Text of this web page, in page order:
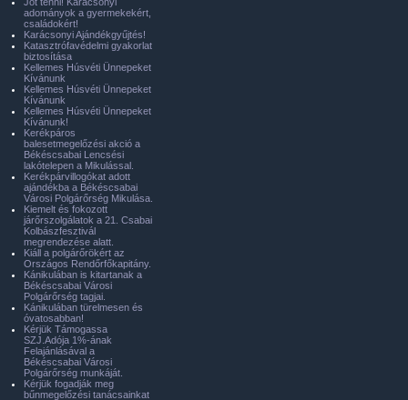
adományok a gyermekekért,
családokért!
Karácsonyi Ajándékgyűjtés!
Katasztrófavédelmi gyakorlat
biztosítása
Kellemes Húsvéti Ünnepeket
Kívánunk
Kellemes Húsvéti Ünnepeket
Kívánunk
Kellemes Húsvéti Ünnepeket
Kívánunk!
Kerékpáros
balesetmegelőzési akció a
Békéscsabai Lencsési
lakótelepen a Mikulással.
Kerékpárvillogókat adott
ajándékba a Békéscsabai
Városi Polgárőrség Mikulása.
Kiemelt és fokozott
járőrszolgálatok a 21. Csabai
Kolbászfesztivál
megrendezése alatt.
Kiáll a polgárőrökért az
Országos Rendőrfőkapitány.
Kánikulában is kitartanak a
Békéscsabai Városi
Polgárőrség tagjai.
Kánikulában türelmesen és
óvatosabban!
Kérjük Támogassa
SZJ.Adója 1%-ának
Felajánlásával a
Békéscsabai Városi
Polgárőrség munkáját.
Kérjük fogadják meg
bűnmegelőzési tanácsainkat